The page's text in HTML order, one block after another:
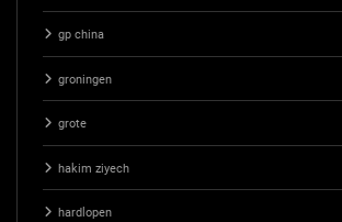
gp china
groningen
grote
hakim ziyech
hardlopen